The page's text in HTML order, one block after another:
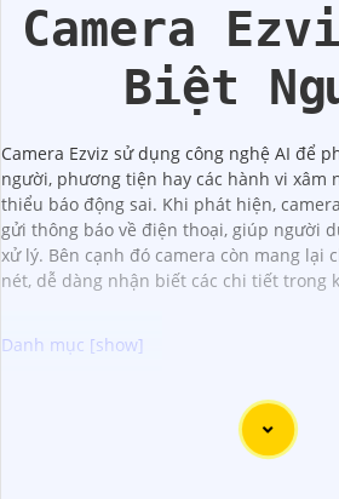
Camera
Biệt
Camera Ezviz sử dụng công nghệ AI để
người, phương tiện hay các hành vi xâm
thiểu báo động sai. Khi phát hiện,
gửi thông báo về điện thoại, giúp người
xử lý. Bên cạnh đó camera còn mang lại
nét, dễ dàng nhận biết các chi tiết trong
Dưới đây là 96 từ giới thiệu về
phù hợp cho hệ thống an ninh của
"Camera IP 2K là sự lựa chọn hoàn